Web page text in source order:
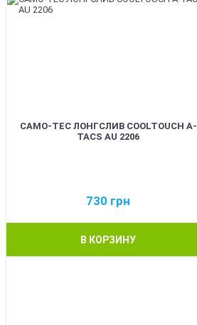
CAMO-TEC ЛОНГСЛИВ COOLTOUCH A-
TACS AU 2206
730 грн
В КОРЗИНУ